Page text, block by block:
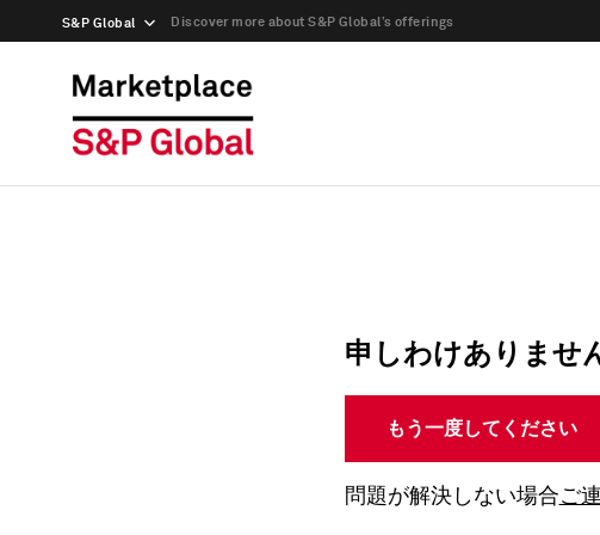
S&P Global Discover more about S&P Global’s offerings
申しわけありませ
もう一度してください
問題が解決しない場合ご